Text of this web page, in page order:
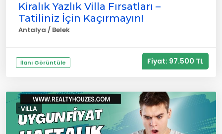
Kiralık Yazlık Villa Fırsatları –
Tatiliniz İçin Kaçırmayın!
Antalya / Belek
İlanı Görüntüle Fiyat: 97.500 TL
VILLA